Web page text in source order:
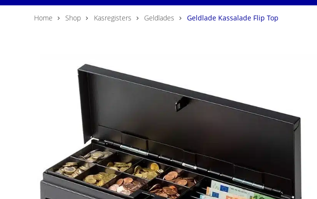
Home Shop Kasregisters Geldlades Geldlade Kassalade Flip Top